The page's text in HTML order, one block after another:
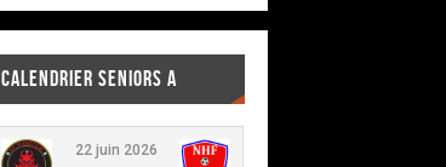
CALENDRIER SENIORS A
22 juin 2026